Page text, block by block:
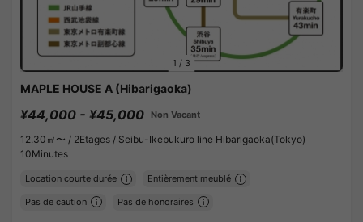
1 / 3
MAPLE HOUSE A (Hibarigaoka)
¥44,000 - ¥45,000 Non Vacant
12.30㎡〜 / 2Etages / Seibu-Ikebukuro line Hibarigaoka(Tokyo)
10Minutes
Location courte durée Entièrement meublé
Pas de caution Pas de honoraires